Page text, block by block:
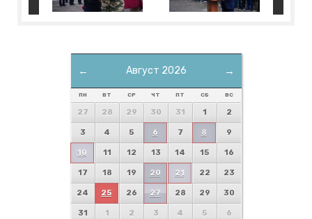
← →
Август 2026
ПН ВТ СР ЧТ ПТ СБ ВС
27 28 29 30 31 1 2
3 4 5 6 7 8 9
10 11 12 13 14 15 16
17 18 19 20 21 22 23
24 25 26 27 28 29 30
31 1 2 3 4 5 6